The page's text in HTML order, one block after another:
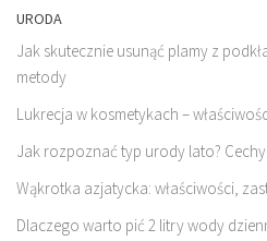
URODA
Jak skutecznie usunąć plamy z
metody
Lukrecja w kosmetykach –
Jak rozpoznać typ urody lato?
Wąkrotka azjatycka: właściwości,
Dlaczego warto pić 2 litry wody